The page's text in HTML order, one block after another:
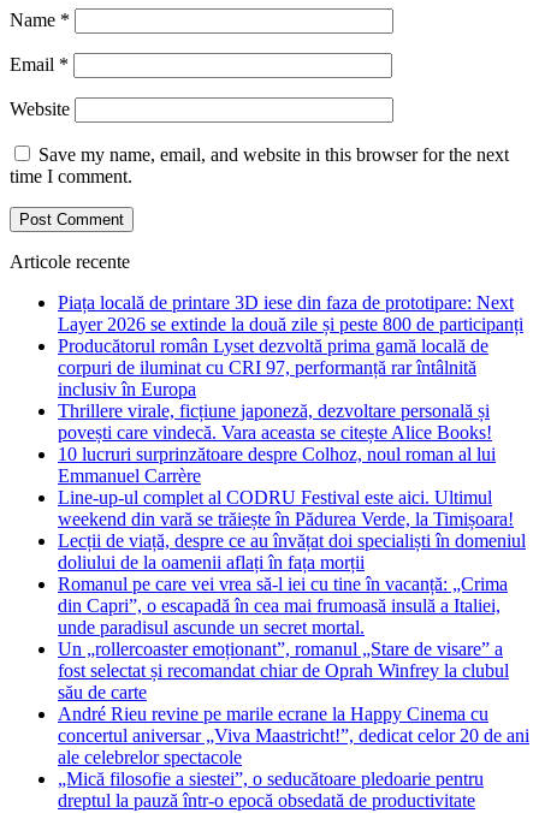
Name *
Email *
Website
Save my name, email, and website in this browser for the next
time I comment.
Articole recente
Piața locală de printare 3D iese din faza de prototipare: Next
Layer 2026 se extinde la două zile și peste 800 de participanți
Producătorul român Lyset dezvoltă prima gamă locală de
corpuri de iluminat cu CRI 97, performanță rar întâlnită
inclusiv în Europa
Thrillere virale, ficțiune japoneză, dezvoltare personală și
povești care vindecă. Vara aceasta se citește Alice Books!
10 lucruri surprinzătoare despre Colhoz, noul roman al lui
Emmanuel Carrère
Line-up-ul complet al CODRU Festival este aici. Ultimul
weekend din vară se trăiește în Pădurea Verde, la Timișoara!
Lecții de viață, despre ce au învățat doi specialiști în domeniul
doliului de la oamenii aflați în fața morții
Romanul pe care vei vrea să-l iei cu tine în vacanță: „Crima
din Capri”, o escapadă în cea mai frumoasă insulă a Italiei,
unde paradisul ascunde un secret mortal.
Un „rollercoaster emoționant”, romanul „Stare de visare” a
fost selectat și recomandat chiar de Oprah Winfrey la clubul
său de carte
André Rieu revine pe marile ecrane la Happy Cinema cu
concertul aniversar „Viva Maastricht!”, dedicat celor 20 de ani
ale celebrelor spectacole
„Mică filosofie a siestei”, o seducătoare pledoarie pentru
dreptul la pauză într-o epocă obsedată de productivitate